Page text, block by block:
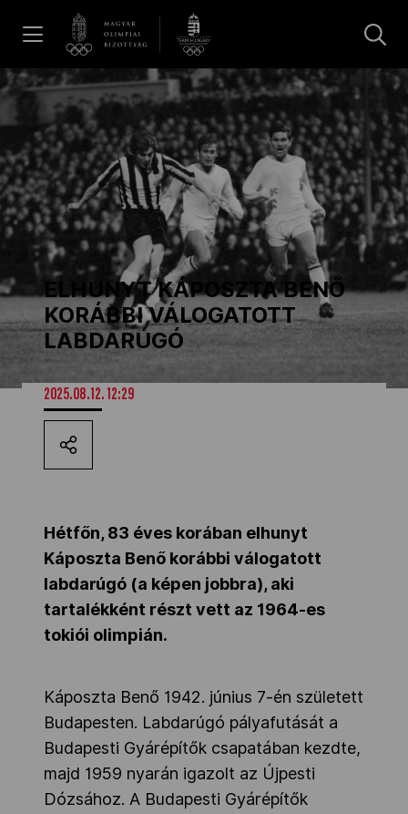
Hírek
Galéria
Dakar 2026
Los Angeles 2028
Kettőskarrier-program
Társszervezetek
OVEP
Adatbank
ELHUNYT KÁPOSZTA BENŐ
KORÁBBI VÁLOGATOTT
LABDARÚGÓ
2025.08.12. 12:29
Hétfőn, 83 éves korában elhunyt
Káposzta Benő korábbi válogatott
labdarúgó (a képen jobbra), aki
tartalékként részt vett az 1964-es
tokiói olimpián.
Káposzta Benő 1942. június 7-én született
Budapesten. Labdarúgó pályafutását a
Budapesti Gyárépítők csapatában kezdte,
majd 1959 nyarán igazolt az Újpesti
Dózsához. A Budapesti Gyárépítők